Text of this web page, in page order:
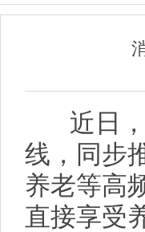
近日，
线，同步
养老等高
直接享受